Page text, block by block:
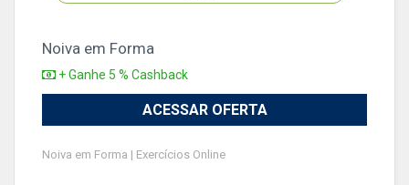
Noiva em Forma
+ Ganhe 5 % Cashback
ACESSAR OFERTA
Noiva em Forma | Exercícios Online